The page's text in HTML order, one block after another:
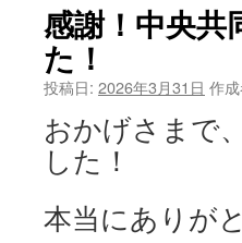
ツ
へ
キ
プ
感謝！中央
た！
投稿日: 2026年3月31日 作
おかげさまで
した！
本当にありが